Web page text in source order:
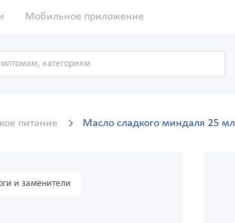
Мобильное приложение
питание Масло сладкого миндаля 25 мл
и заменители